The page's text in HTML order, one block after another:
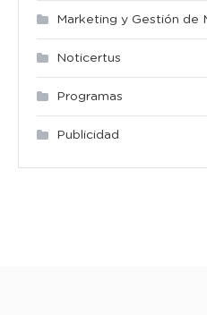
Marketing y Gestión de
Noticertus
Programas
Publicidad